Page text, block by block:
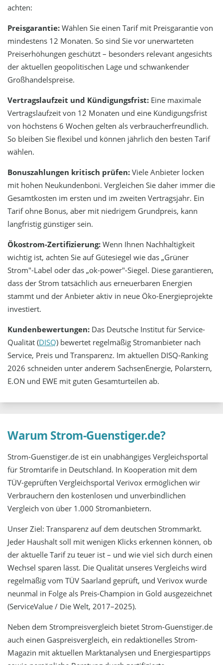
achten:
Preisgarantie: Wählen Sie einen Tarif mit Preisgarantie von
mindestens 12 Monaten. So sind Sie vor unerwarteten
Preiserhöhungen geschützt – besonders relevant angesichts
der aktuellen geopolitischen Lage und schwankender
Großhandelspreise.
Vertragslaufzeit und Kündigungsfrist: Eine maximale
Vertragslaufzeit von 12 Monaten und eine Kündigungsfrist
von höchstens 6 Wochen gelten als verbraucherfreundlich.
So bleiben Sie flexibel und können jährlich den besten Tarif
wählen.
Bonuszahlungen kritisch prüfen: Viele Anbieter locken
mit hohen Neukundenboni. Vergleichen Sie daher immer die
Gesamtkosten im ersten und im zweiten Vertragsjahr. Ein
Tarif ohne Bonus, aber mit niedrigem Grundpreis, kann
langfristig günstiger sein.
Ökostrom-Zertifizierung: Wenn Ihnen Nachhaltigkeit
wichtig ist, achten Sie auf Gütesiegel wie das „Grüner
Strom"-Label oder das „ok-power"-Siegel. Diese garantieren,
dass der Strom tatsächlich aus erneuerbaren Energien
stammt und der Anbieter aktiv in neue Öko-Energieprojekte
investiert.
Kundenbewertungen: Das Deutsche Institut für Service-
Qualität (DISQ) bewertet regelmäßig Stromanbieter nach
Service, Preis und Transparenz. Im aktuellen DISQ-Ranking
2026 schneiden unter anderem SachsenEnergie, Polarstern,
E.ON und EWE mit guten Gesamturteilen ab.
Warum Strom-Guenstiger.de?
Strom-Guenstiger.de ist ein unabhängiges Vergleichsportal
für Stromtarife in Deutschland. In Kooperation mit dem
TÜV-geprüften Vergleichsportal Verivox ermöglichen wir
Verbrauchern den kostenlosen und unverbindlichen
Vergleich von über 1.000 Stromanbietern.
Unser Ziel: Transparenz auf dem deutschen Strommarkt.
Jeder Haushalt soll mit wenigen Klicks erkennen können, ob
der aktuelle Tarif zu teuer ist – und wie viel sich durch einen
Wechsel sparen lässt. Die Qualität unseres Vergleichs wird
regelmäßig vom TÜV Saarland geprüft, und Verivox wurde
neunmal in Folge als Preis-Champion in Gold ausgezeichnet
(ServiceValue / Die Welt, 2017–2025).
Neben dem Strompreisvergleich bietet Strom-Guenstiger.de
auch einen Gaspreisvergleich, ein redaktionelles Strom-
Magazin mit aktuellen Marktanalysen und Energiespartipps